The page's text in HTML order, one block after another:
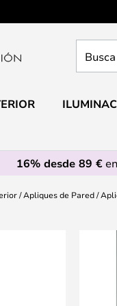
aquí
16% desde 89 €
Apliques de Pared